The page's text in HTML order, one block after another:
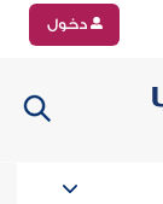
دخول